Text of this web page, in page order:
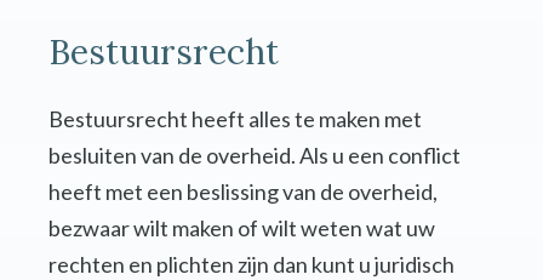
Bestuursrecht
Bestuursrecht heeft alles te maken met
besluiten van de overheid. Als u een conflict
heeft met een beslissing van de overheid,
bezwaar wilt maken of wilt weten wat uw
rechten en plichten zijn dan kunt u juridisch